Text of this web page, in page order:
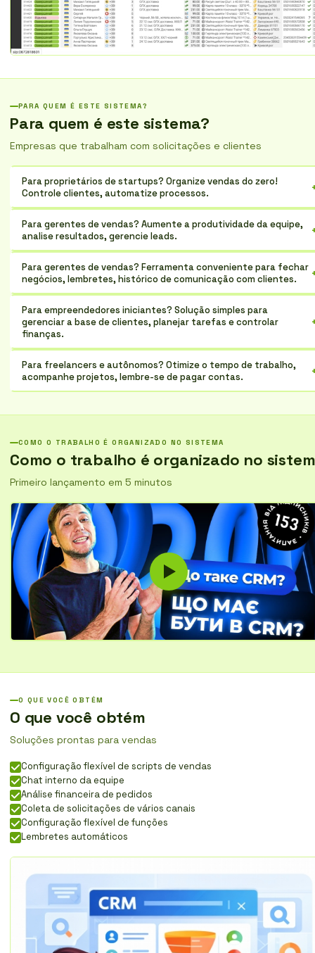
PARA QUEM É ESTE SISTEMA?
Para quem é este sistema?
Empresas que trabalham com solicitações e clientes
Para proprietários de startups? Organize vendas do zero!
Controle clientes, automatize processos.
Para gerentes de vendas? Aumente a produtividade da equipe,
analise resultados, gerencie leads.
Para gerentes de vendas? Ferramenta conveniente para fechar
negócios, lembretes, histórico de comunicação com clientes.
Para empreendedores iniciantes? Solução simples para
gerenciar a base de clientes, planejar tarefas e controlar
finanças.
Para freelancers e autônomos? Otimize o tempo de trabalho,
acompanhe projetos, lembre-se de pagar contas.
COMO O TRABALHO É ORGANIZADO NO SISTEMA
Como o trabalho é organizado no
Primeiro lançamento em 5 minutos
O QUE VOCÊ OBTÉM
O que você obtém
Soluções prontas para vendas
Configuração flexível de scripts de vendas
Chat interno da equipe
Análise financeira de pedidos
Coleta de solicitações de vários canais
Configuração flexível de funções
Lembretes automáticos